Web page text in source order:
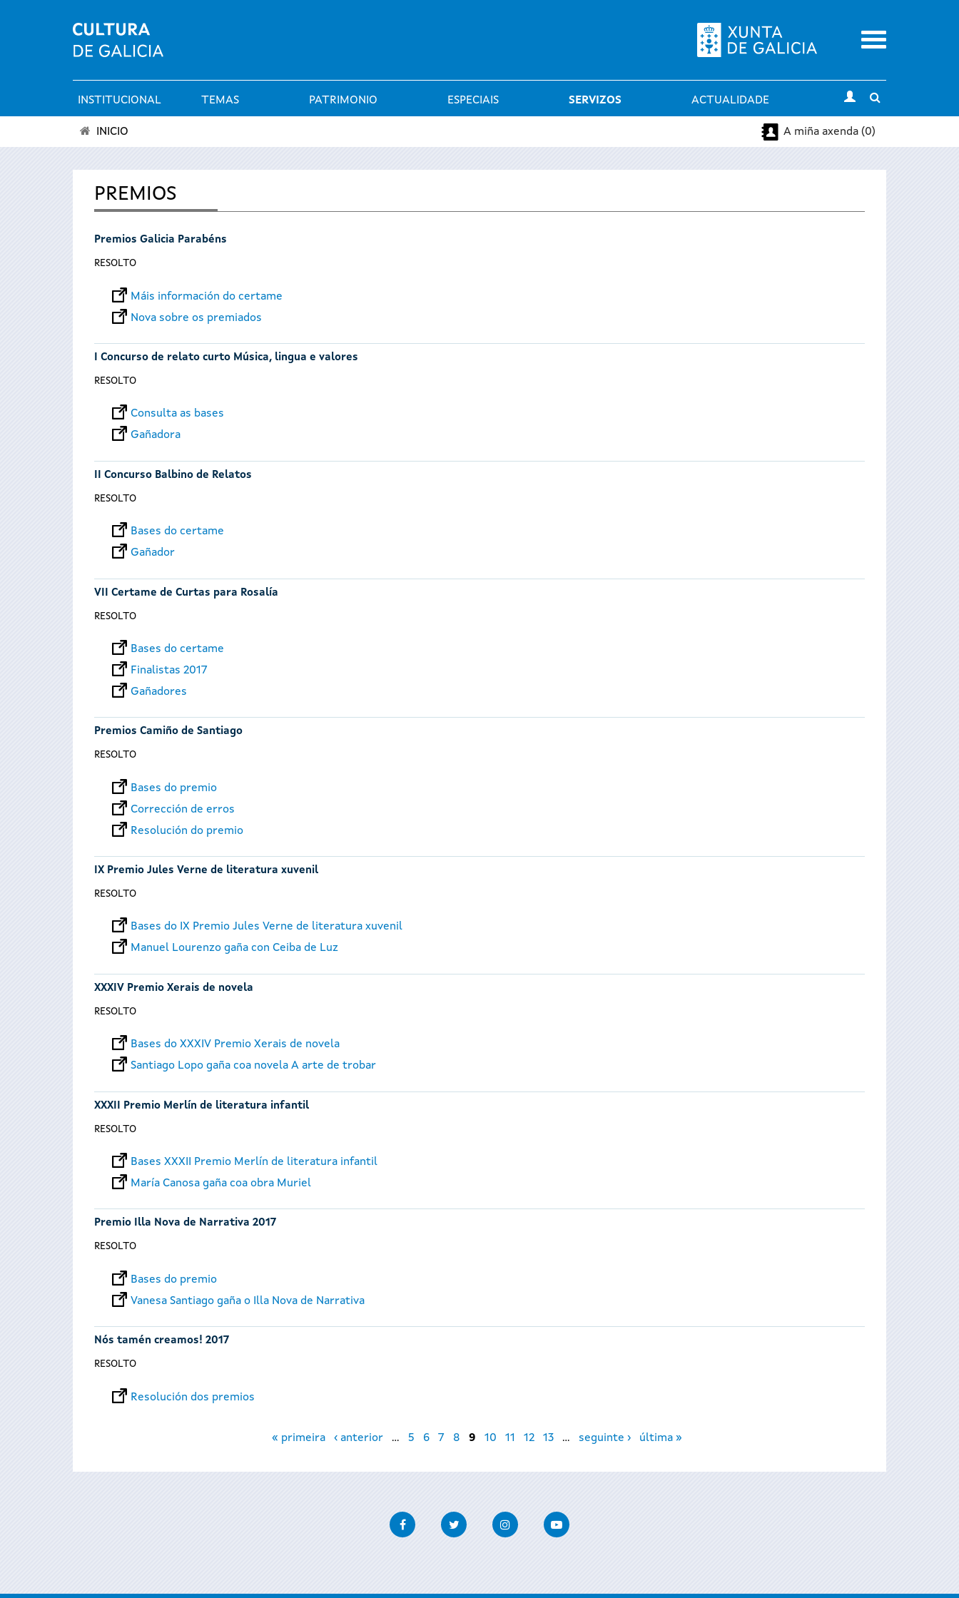
Menu
Menú
principal
INSTITUCIONAL TEMAS PATRIMONIO ESPECIAIS SERVIZOS ACTUALIDADE
search
está
INICIO A miña axenda (0)
PREMIOS
Premios Galicia Parabéns
RESOLTO
Máis información do certame
Nova sobre os premiados
I Concurso de relato curto Música, lingua e valores
RESOLTO
Consulta as bases
Gañadora
II Concurso Balbino de Relatos
RESOLTO
Bases do certame
Gañador
VII Certame de Curtas para Rosalía
RESOLTO
Bases do certame
Finalistas 2017
Gañadores
Premios Camiño de Santiago
RESOLTO
Bases do premio
Corrección de erros
Resolución do premio
IX Premio Jules Verne de literatura xuvenil
RESOLTO
Bases do IX Premio Jules Verne de literatura xuvenil
Manuel Lourenzo gaña con Ceiba de Luz
XXXIV Premio Xerais de novela
RESOLTO
Bases do XXXIV Premio Xerais de novela
Santiago Lopo gaña coa novela A arte de trobar
XXXII Premio Merlín de literatura infantil
RESOLTO
Bases XXXII Premio Merlín de literatura infantil
María Canosa gaña coa obra Muriel
Premio Illa Nova de Narrativa 2017
RESOLTO
Bases do premio
Vanesa Santiago gaña o Illa Nova de Narrativa
Nós tamén creamos! 2017
RESOLTO
Resolución dos premios
« primeira ‹ anterior … 5 6 7 8 9 10 11 12 13 … seguinte › última »
FacebookTwitter InstagramYoutube